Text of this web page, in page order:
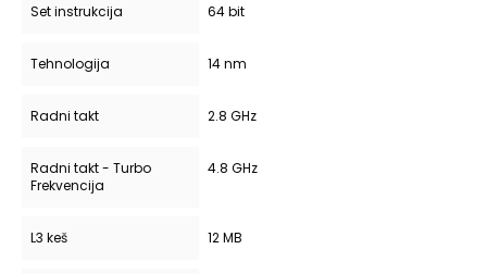
Set instrukcija 64 bit
Tehnologija 14 nm
Radni takt 2.8 GHz
Radni takt - Turbo
Frekvencija
4.8 GHz
L3 keš 12 MB